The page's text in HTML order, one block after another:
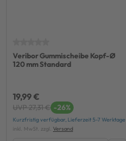
Veribor Gummischeibe Kopf-Ø
120 mm Standard
19,99 €
UVP 27,31 € -26%
Kurzfristig verfügbar, Lieferzeit 5-7 Werktage
inkl. MwSt. zzgl. Versand